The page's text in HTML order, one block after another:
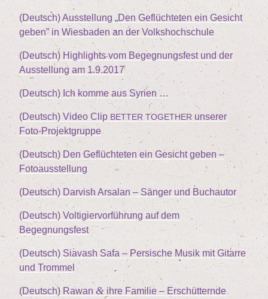
(Deutsch) Aus­stel­lung „Den Geflüch­te­ten ein Gesicht
geben” in Wies­ba­den an der Volkshochschule
(Deutsch) High­lights vom Begeg­nungs­fest und der
Aus­stel­lung am 1.9.2017
(Deutsch) Ich kom­me aus Syrien …
(Deutsch) Video Clip BETTER TOGETHER unse­rer
Foto-Projektgruppe
(Deutsch) Den Geflüch­te­ten ein Gesicht geben –
Fotoausstellung
(Deutsch) Dar­vish Arsalan – Sän­ger und Buchautor
(Deutsch) Vol­ti­gier­vor­füh­rung auf dem
Begegnungsfest
(Deutsch) Sia­vash Safa – Per­si­sche Musik mit Gitar­re
und Trommel
(Deutsch) Rawan&ihre Fami­lie – Erschüt­tern­de